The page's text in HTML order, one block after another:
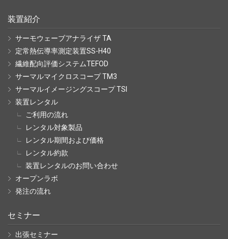
装置紹介
サーモウェーブアナライザ TA
定常熱伝導率測定装置SS-H40
繊維配向評価システムTEFOD
サーマルマイクロスコープ TM3
サーマルイメージングスコープ TSI
装置レンタル
ご利用の流れ
レンタル対象製品
レンタル期間および価格
レンタル約款
装置レンタルのお問い合わせ
オープンラボ
発注の流れ
セミナー
出張セミナー